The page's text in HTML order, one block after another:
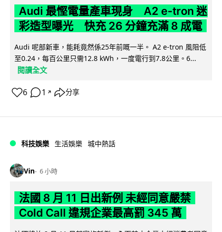
Audi 最慳電量產車現身 A2 e-tron 迷
彩造型曝光 快充 26 分鐘充滿 8 成電
Audi 呢部新車，能耗竟然係25年前嘅一半。 A2 e-tron 風阻低
至0.24，每百公里只需12.8 kWh，一度電行到7.8公里。6...
閱讀全文
6 1 ↗ 分享
科技娛樂 生活娛樂 城中熱話
Vin 6 小時
法國 8 月 11 日出新例 未經同意嚴禁
Cold Call 違規企業最高罰 345 萬